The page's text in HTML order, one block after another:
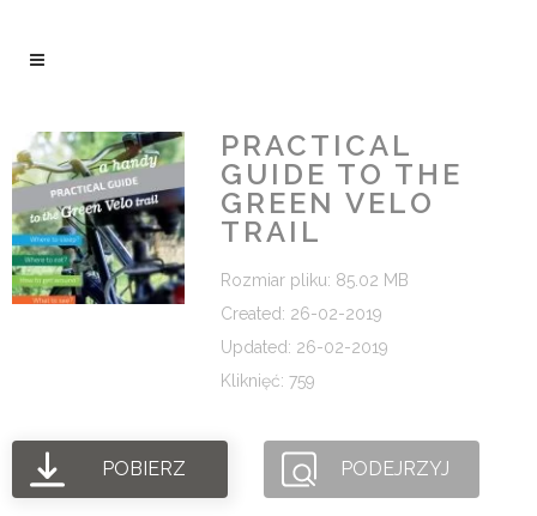
PRACTICAL
GUIDE TO THE
GREEN VELO
TRAIL
Rozmiar pliku: 85.02 MB
Created: 26-02-2019
Updated: 26-02-2019
Kliknięć: 759
POBIERZ PODEJRZYJ